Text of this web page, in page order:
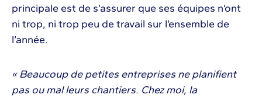
principale est de s’assurer que ses équipes n’ont
ni trop, ni trop peu de travail sur l’ensemble de
l’année.
« Beaucoup de petites entreprises ne planifient
pas ou mal leurs chantiers. Chez moi, la